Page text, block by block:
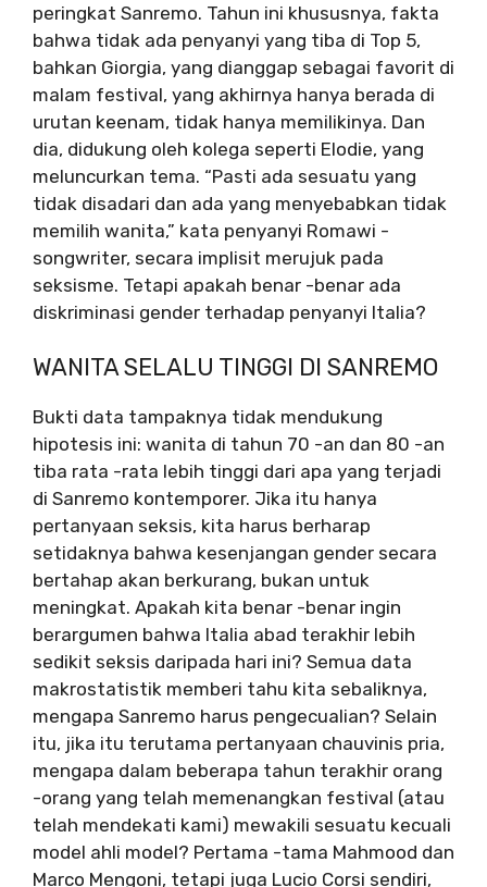
peringkat Sanremo. Tahun ini khususnya, fakta
bahwa tidak ada penyanyi yang tiba di Top 5,
bahkan Giorgia, yang dianggap sebagai favorit di
malam festival, yang akhirnya hanya berada di
urutan keenam, tidak hanya memilikinya. Dan
dia, didukung oleh kolega seperti Elodie, yang
meluncurkan tema. “Pasti ada sesuatu yang
tidak disadari dan ada yang menyebabkan tidak
memilih wanita,” kata penyanyi Romawi -
songwriter, secara implisit merujuk pada
seksisme. Tetapi apakah benar -benar ada
diskriminasi gender terhadap penyanyi Italia?
WANITA SELALU TINGGI DI SANREMO
Bukti data tampaknya tidak mendukung
hipotesis ini: wanita di tahun 70 -an dan 80 -an
tiba rata -rata lebih tinggi dari apa yang terjadi
di Sanremo kontemporer. Jika itu hanya
pertanyaan seksis, kita harus berharap
setidaknya bahwa kesenjangan gender secara
bertahap akan berkurang, bukan untuk
meningkat. Apakah kita benar -benar ingin
berargumen bahwa Italia abad terakhir lebih
sedikit seksis daripada hari ini? Semua data
makrostatistik memberi tahu kita sebaliknya,
mengapa Sanremo harus pengecualian? Selain
itu, jika itu terutama pertanyaan chauvinis pria,
mengapa dalam beberapa tahun terakhir orang
-orang yang telah memenangkan festival (atau
telah mendekati kami) mewakili sesuatu kecuali
model ahli model? Pertama -tama Mahmood dan
Marco Mengoni, tetapi juga Lucio Corsi sendiri,